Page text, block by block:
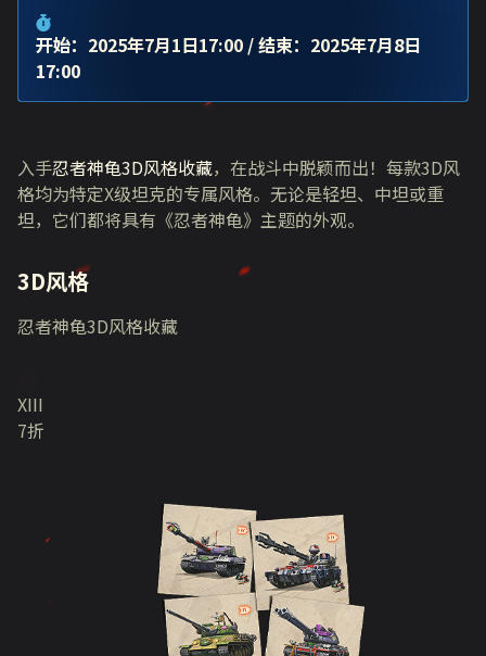
开始：2025年7月1日17:00 / 结束：2025年7月8日
17:00
入手忍者神龟3D风格收藏，在战斗中脱颖而出！每款3D风
格均为特定X级坦克的专属风格。无论是轻坦、中坦或重
坦，它们都将具有《忍者神龟》主题的外观。
3D风格
忍者神龟3D风格收藏
XIII
7折